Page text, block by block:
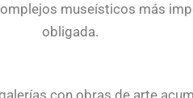
museísticos más
obligada.